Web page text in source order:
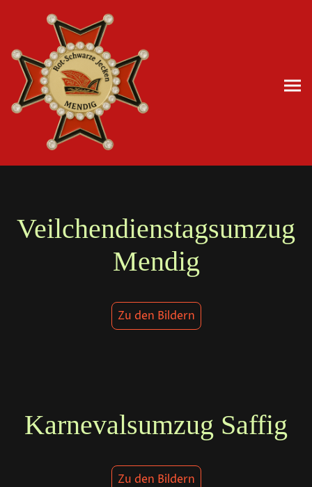
Veilchendienstagsumzug
Mendig
Zu den Bildern
Karnevalsumzug Saffig
Zu den Bildern